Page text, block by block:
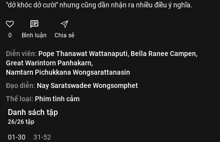
"dở khóc dở cười" nhưng cũng dần nhận ra nhiều điều ý nghĩa.
0 Bình luận Chia sẻ
Diễn viên: Pope Thanawat Wattanaputi, Bella Ranee Campen,
Great Warintorn Panhakarn,
Namtarn Pichukkana Wongsarattanasin
Đạo diễn: Nay Saratswadee Wongsomphet
Thể loại: Phim tình cảm
Danh sách tập
26/26 tập
01-30 31-52